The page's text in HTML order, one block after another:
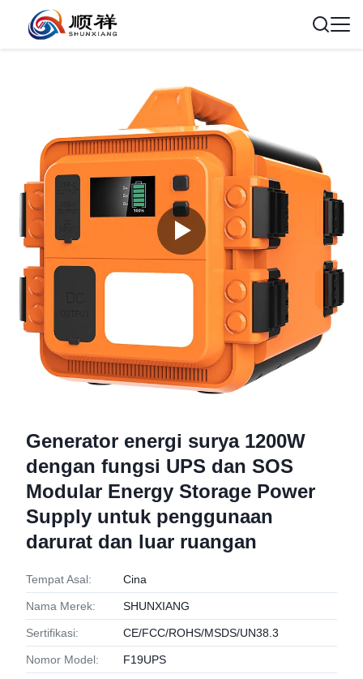
Generator energi surya 1200W
dengan fungsi UPS dan SOS
Modular Energy Storage Power
Supply untuk penggunaan
darurat dan luar ruangan
Tempat Asal: Cina
Nama Merek: SHUNXIANG
Sertifikasi: CE/FCC/ROHS/MSDS/UN38.3
Nomor Model: F19UPS